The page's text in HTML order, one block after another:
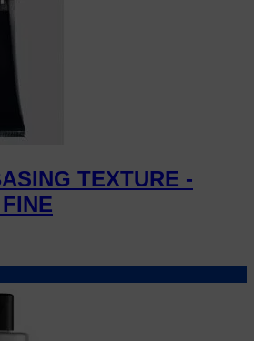
TEXTURE -